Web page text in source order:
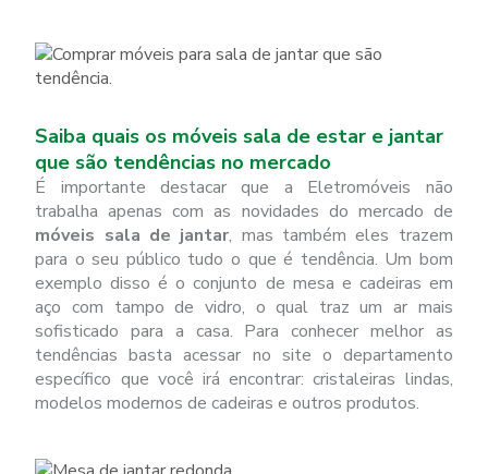
Saiba quais os móveis sala de estar e jantar
que são tendências no mercado
É importante destacar que a Eletromóveis não
trabalha apenas com as novidades do mercado de
móveis sala de jantar, mas também eles trazem
para o seu público tudo o que é tendência. Um bom
exemplo disso é o conjunto de mesa e cadeiras em
aço com tampo de vidro, o qual traz um ar mais
sofisticado para a casa. Para conhecer melhor as
tendências basta acessar no site o departamento
específico que você irá encontrar: cristaleiras lindas,
modelos modernos de cadeiras e outros produtos.